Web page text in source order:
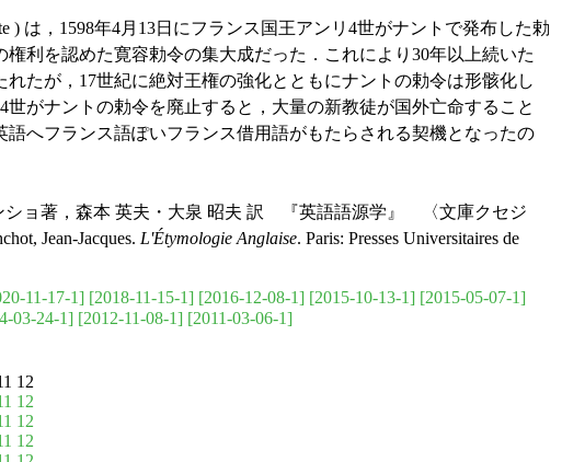
) は，1598年4月13日にフランス国王アンリ4世がナントで発布した勅
利を認めた寛容勅令の集大成だった．これにより30年以上続いた
たが，17世紀に絶対王権の強化とともにナントの勅令は形骸化し
世がナントの勅令を廃止すると，大量の新教徒が国外亡命すること
語へフランス語ぽいフランス借用語がもたらされる契機となったの
ョ著，森本 英夫・大泉 昭夫 訳 『英語語源学』 〈文庫クセジ
Jean-Jacques. L'Étymologie Anglaise. Paris: Presses Universitaires de
11-17-1] [2018-11-15-1] [2016-12-08-1] [2015-10-13-1] [2015-05-07-1]
03-24-1] [2012-11-08-1] [2011-03-06-1]
12
12
12
12